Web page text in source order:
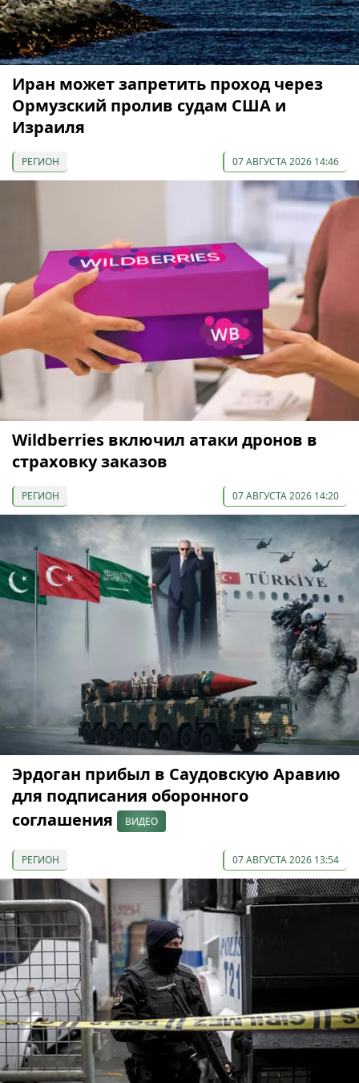
Иран может запретить проход через
Ормузский пролив судам США и
Израиля
РЕГИОН 07 АВГУСТА 2026 14:46
Wildberries включил атаки дронов в
страховку заказов
РЕГИОН 07 АВГУСТА 2026 14:20
Эрдоган прибыл в Саудовскую Аравию
для подписания оборонного
соглашения
ВИДЕО
РЕГИОН 07 АВГУСТА 2026 13:54